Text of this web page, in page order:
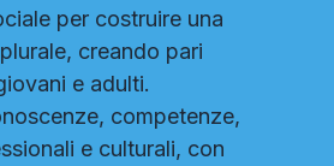
per costruire una
creando pari
e adulti.
competenze,
e culturali, con